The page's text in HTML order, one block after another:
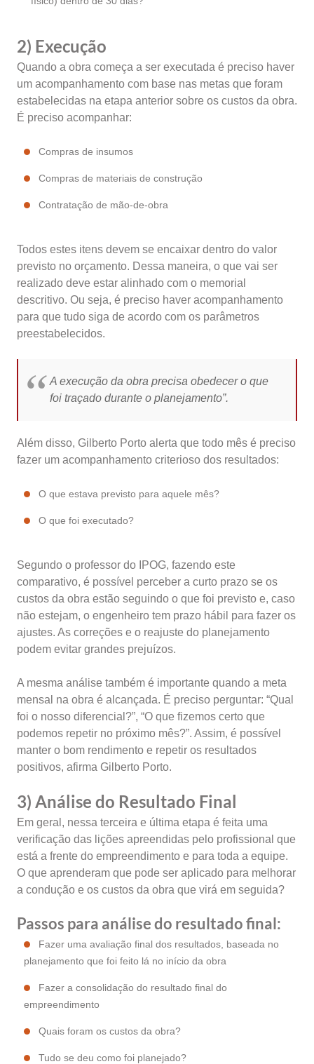
2) Execução
Quando a obra começa a ser executada é preciso haver
um acompanhamento com base nas metas que foram
estabelecidas na etapa anterior sobre os custos da obra.
É preciso acompanhar:
Compras de insumos
Compras de materiais de construção
Contratação de mão-de-obra
Todos estes itens devem se encaixar dentro do valor
previsto no orçamento. Dessa maneira, o que vai ser
realizado deve estar alinhado com o memorial
descritivo. Ou seja, é preciso haver acompanhamento
para que tudo siga de acordo com os parâmetros
preestabelecidos.
A execução da obra precisa obedecer o que
foi traçado durante o planejamento”.
Além disso, Gilberto Porto alerta que todo mês é preciso
fazer um acompanhamento criterioso dos resultados:
O que estava previsto para aquele mês?
O que foi executado?
Segundo o professor do IPOG, fazendo este
comparativo, é possível perceber a curto prazo se os
custos da obra estão seguindo o que foi previsto e, caso
não estejam, o engenheiro tem prazo hábil para fazer os
ajustes. As correções e o reajuste do planejamento
podem evitar grandes prejuízos.
A mesma análise também é importante quando a meta
mensal na obra é alcançada. É preciso perguntar: “Qual
foi o nosso diferencial?”, “O que fizemos certo que
podemos repetir no próximo mês?”. Assim, é possível
manter o bom rendimento e repetir os resultados
positivos, afirma Gilberto Porto.
3) Análise do Resultado Final
Em geral, nessa terceira e última etapa é feita uma
verificação das lições apreendidas pelo profissional que
está a frente do empreendimento e para toda a equipe.
O que aprenderam que pode ser aplicado para melhorar
a condução e os custos da obra que virá em seguida?
Passos para análise do resultado final:
Fazer uma avaliação final dos resultados, baseada no
planejamento que foi feito lá no início da obra
Fazer a consolidação do resultado final do
empreendimento
Quais foram os custos da obra?
Tudo se deu como foi planejado?